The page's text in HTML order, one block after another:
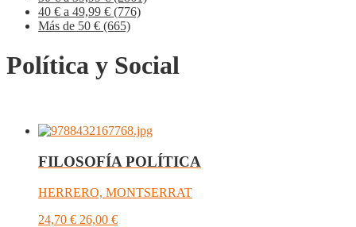
40 € a 49,99 € (776)
Más de 50 € (665)
Política y Social
FILOSOFÍA POLÍTICA
HERRERO, MONTSERRAT
24,70 € 26,00 €